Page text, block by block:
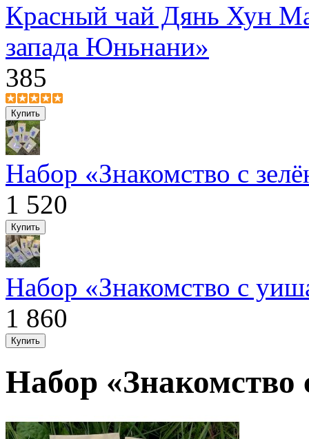
Красный чай Дянь Хун
запада Юньнани»
385
Набор «Знакомство с
1 520
Набор «Знакомство с
1 860
Набор